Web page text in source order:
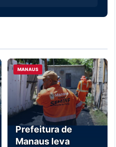
MANAUS
Prefeitura de
Manaus leva